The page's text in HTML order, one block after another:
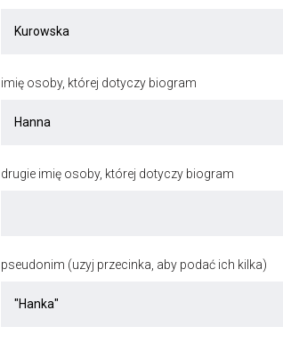
imię osoby, której dotyczy biogram
drugie imię osoby, której dotyczy biogram
pseudonim (uzyj przecinka, aby podać ich kilka)